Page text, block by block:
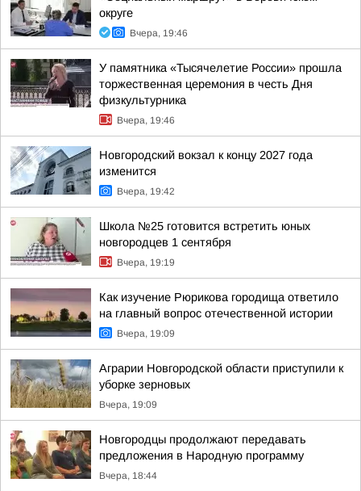
округе
Вчера, 19:46
У памятника «Тысячелетие России» прошла
торжественная церемония в честь Дня
физкультурника
Вчера, 19:46
Новгородский вокзал к концу 2027 года
изменится
Вчера, 19:42
Школа №25 готовится встретить юных
новгородцев 1 сентября
Вчера, 19:19
Как изучение Рюрикова городища ответило
на главный вопрос отечественной истории
Вчера, 19:09
Аграрии Новгородской области приступили к
уборке зерновых
Вчера, 19:09
Новгородцы продолжают передавать
предложения в Народную программу
Вчера, 18:44